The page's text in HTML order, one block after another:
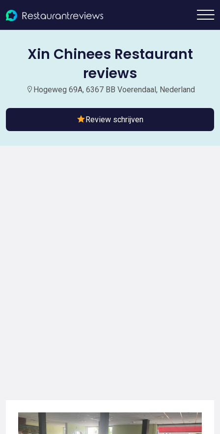
Xin Chinees Restaurant
reviews
Hogeweg 69A, 6367 BB Voerendaal, Nederland
Review schrijven